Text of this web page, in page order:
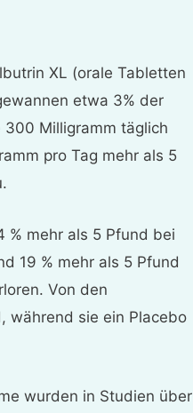
XL (orale Tabletten
etwa 3% der
Milligramm täglich
pro Tag mehr als 5
% mehr als 5 Pfund bei
19 % mehr als 5 Pfund
Von den
während sie ein Placebo
wurden in Studien über